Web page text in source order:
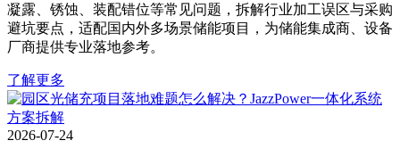
凝露、锈蚀、装配错位等常见问题，拆解行业加工误区与采购
避坑要点，适配国内外多场景储能项目，为储能集成商、设备
厂商提供专业落地参考。
了解更多
2026-07-24